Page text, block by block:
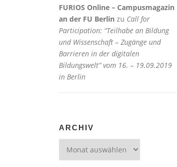
FURIOS Online – Campusmagazin
an der FU Berlin zu Call for
Participation: “Teilhabe an Bildung
und Wissenschaft – Zugänge und
Barrieren in der digitalen
Bildungswelt” vom 16. – 19.09.2019
in Berlin
ARCHIV